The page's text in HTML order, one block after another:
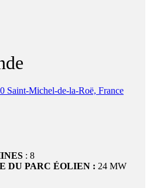
Saint-Michel-de-la-Roë, France
: 8
DU PARC ÉOLIEN : 24 MW